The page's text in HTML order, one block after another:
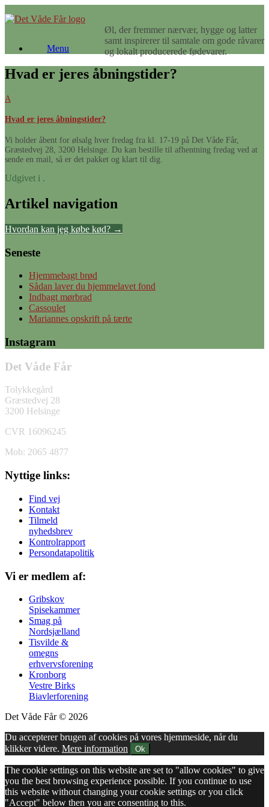
til
Øl, der fremmer nærvær, hygge og latter
samt inspirerer til samtale om gode råvarer
og lokalt producerede fødevarer.
Menu
Hvad er jeres åbningstider?
A
Hvad er jeres åbningstider?
Vi holder åbent for ølsalg hver fredag fra kl. 17-19 på Det Våde Får,
Græstedvej 28, 3200 Helsinge. Du kan bestille til afhentning fredag ved at
sende en mail, så er det pakket og klart til dig.
Udgivet i .
Artikel navigation
Hvordan kan jeg købe kød? →
Seneste
Hjemmebagt brød
Sådan laver du hjemmelavet fond
Indbagt mørbrad
Cassoulet
Mariannes opskrift på tærte
Instagram
Det Våde Får
Tolykkegård
Græstedvej 28
3200 Helsinge
CVR 16096245
Mob: 2065 4877
Nyttige links:
Find vej
Kontakt
Tilmeld
nyhedsbrev
Kontrolrapport
Persondatapolitik
Vi er medlem af:
Gribskov
Spisekammer
Smag på
Nordsjælland
Tisvilde &
omegns
erhvervsforening
Kronborg
Vestre Birks
Biavlerforening
Det Våde Får © 2026
Du accepterer brugen af cookies på vores hjemmeside, når du
klikker videre. Mere information Ok
The cookie settings on this website are set to "allow cookies" to give
you the best browsing experience possible. If you continue to use
this website without changing your cookie settings or you click
"Accept" below then you are consenting to this.